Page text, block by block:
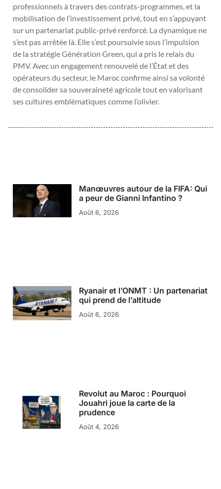
professionnels à travers des contrats-programmes, et la
mobilisation de l’investissement privé, tout en s’appuyant
sur un partenariat public-privé renforcé. La dynamique ne
s’est pas arrêtée là. Elle s’est poursuivie sous l’impulsion
de la stratégie Génération Green, qui a pris le relais du
PMV. Avec un engagement renouvelé de l’État et des
opérateurs du secteur, le Maroc confirme ainsi sa volonté
de consolider sa souveraineté agricole tout en valorisant
ses cultures emblématiques comme l’olivier.
Manœuvres autour de la FIFA: Qui
a peur de Gianni Infantino ?
Août 6, 2026
Ryanair et l’ONMT : Un partenariat
qui prend de l’altitude
Août 6, 2026
Revolut au Maroc : Pourquoi
Jouahri joue la carte de la
prudence
Août 4, 2026